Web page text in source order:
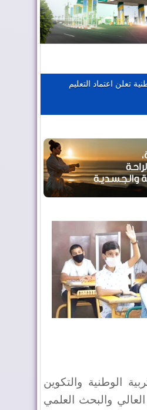
موقعه في صناعة الطيران
تستسلم لفرنسا
تعلن اعتماد التعليم
الوطنية والتكوين
العالي والبحث العلمي